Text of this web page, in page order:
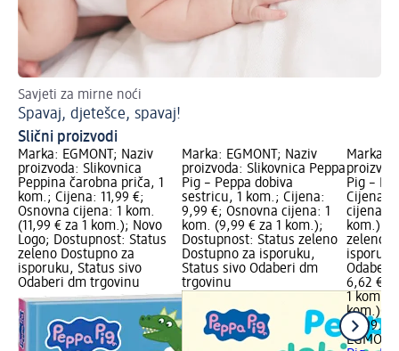
Savjeti za mirne noći
Spavaj, djetešce, spavaj!
Slični proizvodi
Marka: EGMONT; Naziv
proizvoda: Slikovnica
Peppina čarobna priča, 1
kom.; Cijena: 11,99 €;
Osnovna cijena: 1 kom.
(11,99 € za 1 kom.); Novo
Logo; Dostupnost: Status
zeleno Dostupno za
isporuku, Status sivo
Odaberi dm trgovinu
Marka: EGMONT; Naziv
proizvoda: Slikovnica Peppa
Pig – Peppa dobiva
sestricu, 1 kom.; Cijena:
9,99 €; Osnovna cijena: 1
kom. (9,99 € za 1 kom.);
Dostupnost: Status zeleno
Dostupno za isporuku,
Status sivo Odaberi dm
trgovinu
Marka:
Pig –
Cijena:
cijena: 1
kom.);
zeleno
Odaberi
6,62 €
1 kom.
kom.)
EGMONT